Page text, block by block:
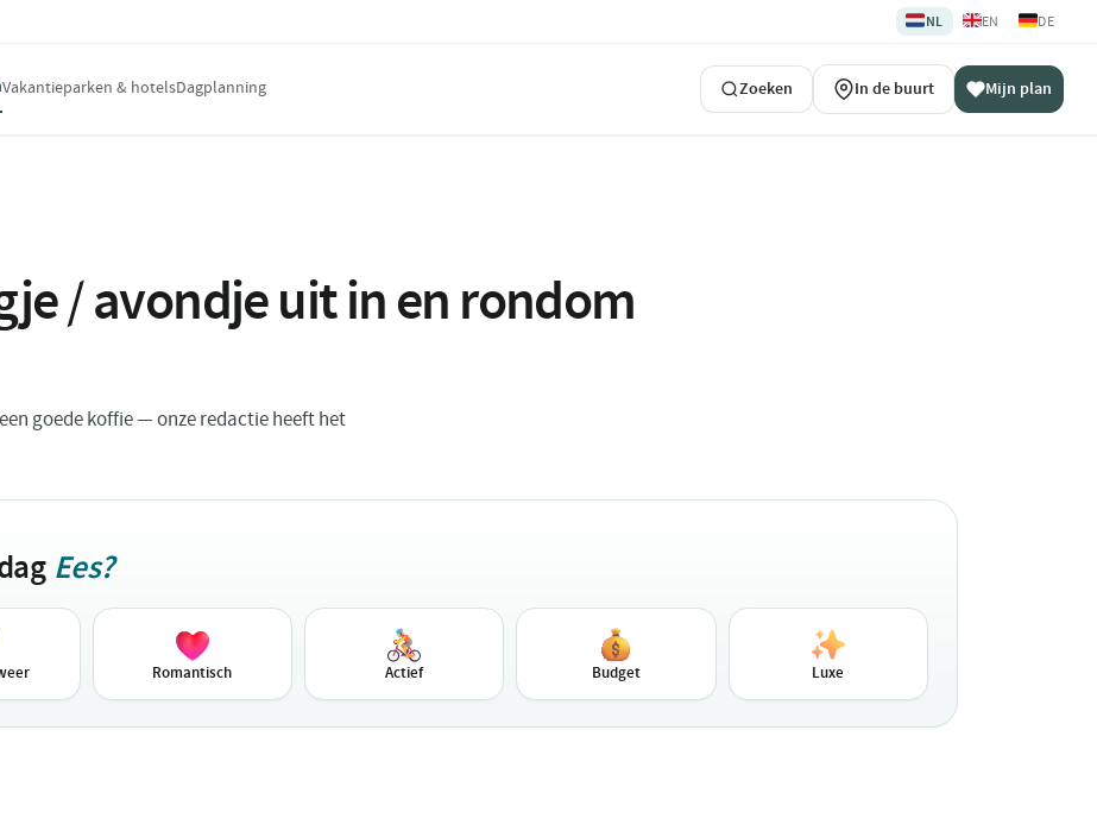
🇳🇱NL 🇬🇧EN 🇩🇪DE
Vakantieparken & hotelsDagplanning Zoeken In de buurt Mijn plan
/ avondje uit in en rondom
goede koffie — onze redactie heeft het
Ees?
Romantisch Actief Budget Luxe